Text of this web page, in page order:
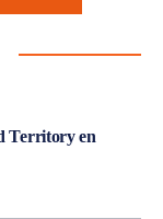
Territory en